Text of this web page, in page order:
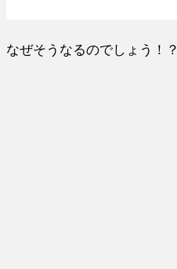
なぜそうなるのでしょう！？